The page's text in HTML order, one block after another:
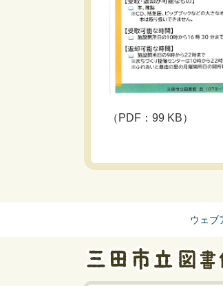
（PDF：99 KB）
ウェブ